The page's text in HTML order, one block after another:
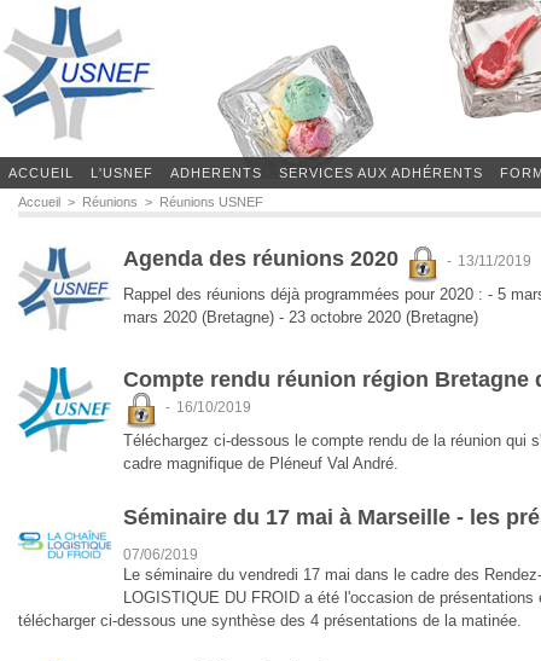
ACCUEIL L'USNEF ADHERENTS SERVICES AUX ADHÉRENTS
Accueil > Réunions > Réunions USNEF
Agenda des réunions 2020 - 13/11/2019
Rappel des réunions déjà programmées pour 2020 : - 5
mars 2020 (Bretagne) - 23 octobre 2020 (Bretagne)
Compte rendu réunion région Bretagne
- 16/10/2019
Téléchargez ci-dessous le compte rendu de la réunion qui
cadre magnifique de Pléneuf Val André.
Séminaire du 17 mai à Marseille - les
07/06/2019
Le séminaire du vendredi 17 mai dans le cadre des
LOGISTIQUE DU FROID a été l'occasion de présentations
télécharger ci-dessous une synthèse des 4 présentations de la matinée.